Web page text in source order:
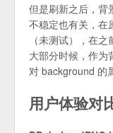
但是刷新之后，背
不稳定也有关，在
（未测试），在
大部分时候，作为
对 background 的
用户体验对